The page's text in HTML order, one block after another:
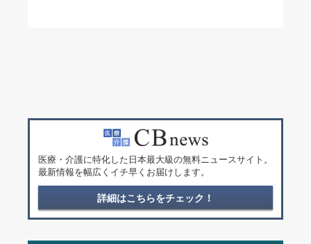
医療・介護に特化した日本最大級の無料ニュースサイト。
最新情報を幅広くイチ早くお届けします。
詳細はこちらをチェック！